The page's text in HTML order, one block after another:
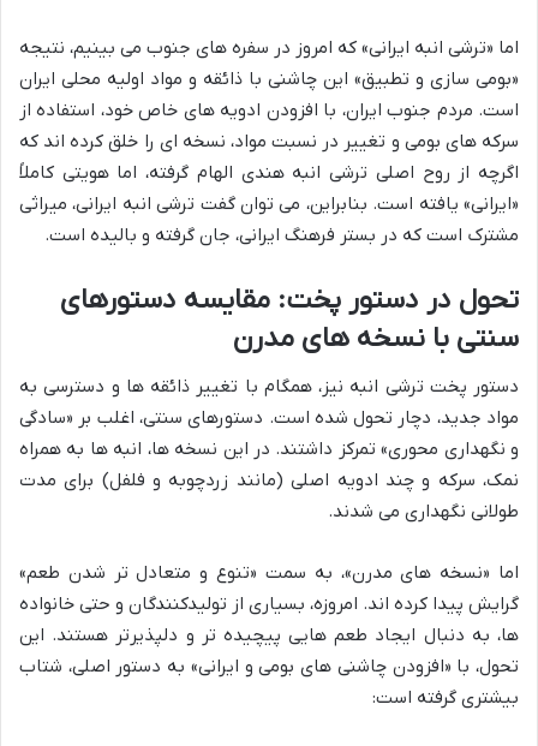
اما «ترشی انبه ایرانی» که امروز در سفره های جنوب می بینیم، نتیجه
«بومی سازی و تطبیق» این چاشنی با ذائقه و مواد اولیه محلی ایران
است. مردم جنوب ایران، با افزودن ادویه های خاص خود، استفاده از
سرکه های بومی و تغییر در نسبت مواد، نسخه ای را خلق کرده اند که
اگرچه از روح اصلی ترشی انبه هندی الهام گرفته، اما هویتی کاملاً
«ایرانی» یافته است. بنابراین، می توان گفت ترشی انبه ایرانی، میراثی
مشترک است که در بستر فرهنگ ایرانی، جان گرفته و بالیده است.
تحول در دستور پخت: مقایسه دستورهای
سنتی با نسخه های مدرن
دستور پخت ترشی انبه نیز، همگام با تغییر ذائقه ها و دسترسی به
مواد جدید، دچار تحول شده است. دستورهای سنتی، اغلب بر «سادگی
و نگهداری محوری» تمرکز داشتند. در این نسخه ها، انبه ها به همراه
نمک، سرکه و چند ادویه اصلی (مانند زردچوبه و فلفل) برای مدت
طولانی نگهداری می شدند.
اما «نسخه های مدرن»، به سمت «تنوع و متعادل تر شدن طعم»
گرایش پیدا کرده اند. امروزه، بسیاری از تولیدکنندگان و حتی خانواده
ها، به دنبال ایجاد طعم هایی پیچیده تر و دلپذیرتر هستند. این
تحول، با «افزودن چاشنی های بومی و ایرانی» به دستور اصلی، شتاب
بیشتری گرفته است: